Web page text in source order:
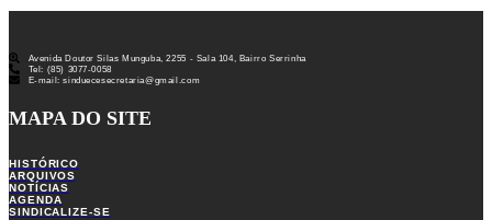
Avenida Doutor Silas Munguba, 2255 - Sala 104, Bairro Serrinha
Tel: (85) 3077-0058
E-mail: sinduecesecretaria@gmail.com
MAPA DO SITE
HISTÓRICO
ARQUIVOS
NOTÍCIAS
AGENDA
SINDICALIZE-SE